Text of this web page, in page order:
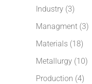
Industry (3)
Managment (3)
Materials (18)
Metallurgy (10)
Production (4)